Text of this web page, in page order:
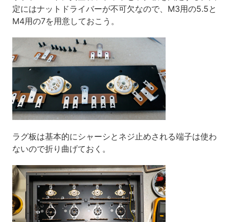
定にはナットドライバーが不可欠なので、M3用の5.5と
M4用の7を用意しておこう。
ラグ板は基本的にシャーシとネジ止めされる端子は使わ
ないので折り曲げておく。